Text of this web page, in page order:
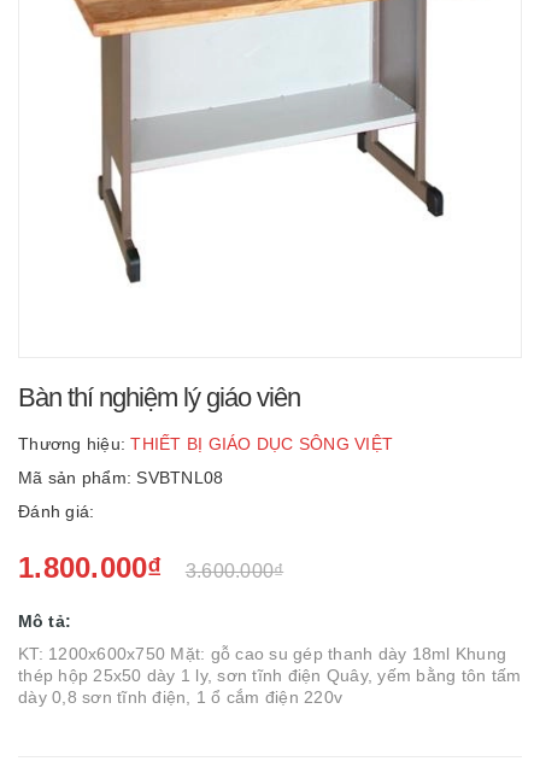
Bàn thí nghiệm lý giáo viên
Thương hiệu: THIẾT BỊ GIÁO DỤC SÔNG VIỆT
Mã sản phẩm: SVBTNL08
Đánh giá:
1.800.000₫ 3.600.000₫
Mô tả:
KT: 1200x600x750 Mặt: gỗ cao su gép thanh dày 18ml Khung
thép hộp 25x50 dày 1 ly, sơn tĩnh điện Quây, yếm bằng tôn tấm
dày 0,8 sơn tĩnh điện, 1 ổ cắm điện 220v